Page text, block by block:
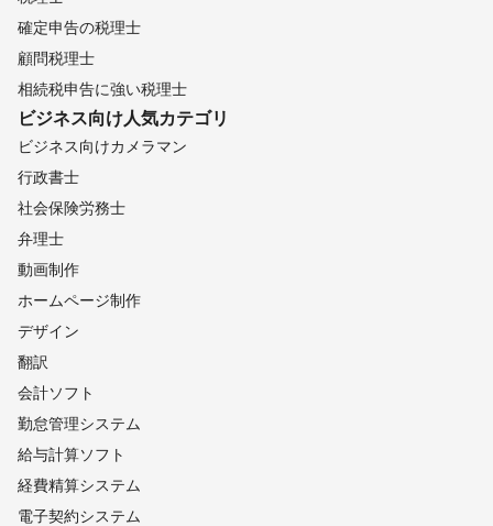
確定申告の税理士
顧問税理士
相続税申告に強い税理士
ビジネス向け人気カテゴリ
ビジネス向けカメラマン
行政書士
社会保険労務士
弁理士
動画制作
ホームページ制作
デザイン
翻訳
会計ソフト
勤怠管理システム
給与計算ソフト
経費精算システム
電子契約システム